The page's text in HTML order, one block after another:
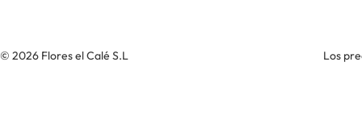
© 2026 Flores el Calé S.L Los